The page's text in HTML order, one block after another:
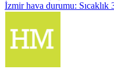
İzmir hava durumu: Sıcaklık